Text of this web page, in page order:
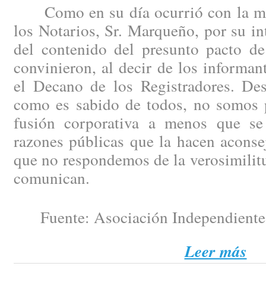
Como en su día ocurrió con la
los Notarios, Sr. Marqueño, por su
del contenido del presunto pacto
convinieron, al decir de los
el Decano de los Registradores.
como es sabido de todos, no
fusión corporativa a menos que
razones públicas que la hacen
que no respondemos de la
comunican.
Fuente: Asociación
Leer más